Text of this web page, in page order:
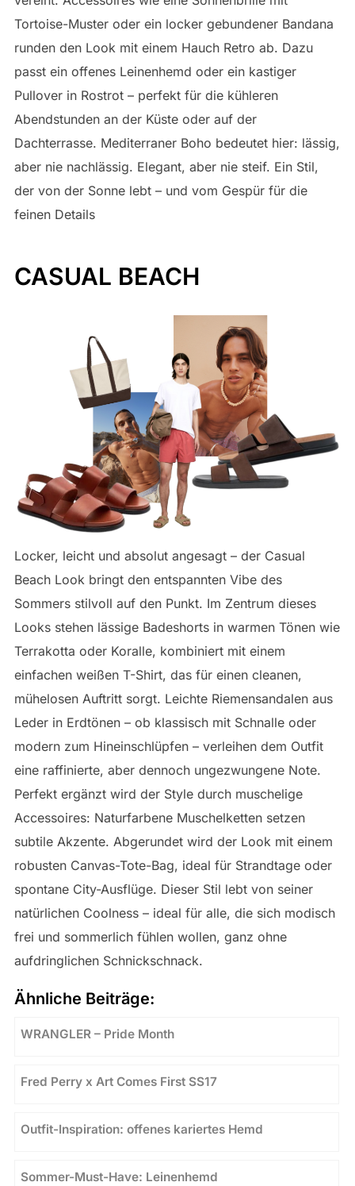
Tortoise-Muster oder ein locker gebundener Bandana
runden den Look mit einem Hauch Retro ab. Dazu
passt ein offenes Leinenhemd oder ein kastiger
Pullover in Rostrot – perfekt für die kühleren
Abendstunden an der Küste oder auf der
Dachterrasse. Mediterraner Boho bedeutet hier: lässig,
aber nie nachlässig. Elegant, aber nie steif. Ein Stil,
der von der Sonne lebt – und vom Gespür für die
feinen Details
CASUAL BEACH
Locker, leicht und absolut angesagt – der Casual
Beach Look bringt den entspannten Vibe des
Sommers stilvoll auf den Punkt. Im Zentrum dieses
Looks stehen lässige Badeshorts in warmen Tönen wie
Terrakotta oder Koralle, kombiniert mit einem
einfachen weißen T-Shirt, das für einen cleanen,
mühelosen Auftritt sorgt. Leichte Riemensandalen aus
Leder in Erdtönen – ob klassisch mit Schnalle oder
modern zum Hineinschlüpfen – verleihen dem Outfit
eine raffinierte, aber dennoch ungezwungene Note.
Perfekt ergänzt wird der Style durch muschelige
Accessoires: Naturfarbene Muschelketten setzen
subtile Akzente. Abgerundet wird der Look mit einem
robusten Canvas-Tote-Bag, ideal für Strandtage oder
spontane City-Ausflüge. Dieser Stil lebt von seiner
natürlichen Coolness – ideal für alle, die sich modisch
frei und sommerlich fühlen wollen, ganz ohne
aufdringlichen Schnickschnack.
Ähnliche Beiträge:
WRANGLER – Pride Month
Fred Perry x Art Comes First SS17
Outfit-Inspiration: offenes kariertes Hemd
Sommer-Must-Have: Leinenhemd